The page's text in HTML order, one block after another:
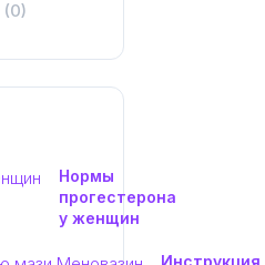
(0)
Нормы
прогестерона
у женщин
Инструкция